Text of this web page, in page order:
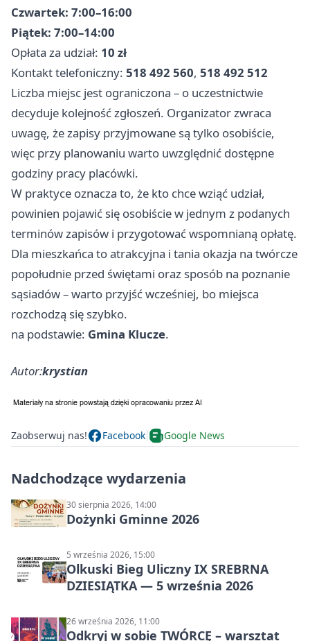
Czwartek: 7:00–16:00
Piątek: 7:00–14:00
Opłata za udział: 10 zł
Kontakt telefoniczny: 518 492 560, 518 492 512
Liczba miejsc jest ograniczona – o uczestnictwie
decyduje kolejność zgłoszeń. Organizator zwraca
uwagę, że zapisy przyjmowane są tylko osobiście,
więc przy planowaniu warto uwzględnić dostępne
godziny pracy placówki.
W praktyce oznacza to, że kto chce wziąć udział,
powinien pojawić się osobiście w jednym z podanych
terminów zapisów i przygotować wspomnianą opłatę.
Dla mieszkańca to atrakcyjna i tania okazja na twórcze
popołudnie przed świętami oraz sposób na poznanie
sąsiadów – warto przyjść wcześniej, bo miejsca
rozchodzą się szybko.
na podstawie: Gmina Klucze.
Autor:krystian
Zaobserwuj nas! Facebook Google News
Nadchodzące wydarzenia
30 sierpnia 2026, 14:00
Dożynki Gminne 2026
5 września 2026, 15:00
Olkuski Bieg Uliczny IX SREBRNA
DZIESIĄTKA — 5 września 2026
26 września 2026, 11:00
Odkryj w sobie TWÓRCĘ – warsztat